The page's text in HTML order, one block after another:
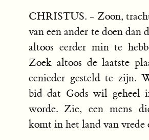
CHRISTUS. - Zoon,
van een ander te doen dan
altoos eerder min te
Zoek altoos de laatste
eenieder gesteld te zijn.
bid dat Gods wil geheel
worde. Zie, een mens
komt in het land van vrede